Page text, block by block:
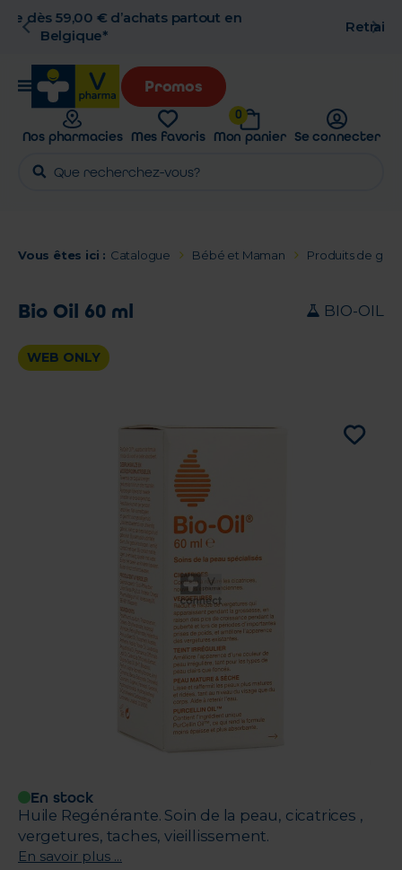
Retrait en pharmacie gratuit
Promos
Nos pharmacies Mes favoris
0
Mon panier Se connecter
Vous êtes ici : Catalogue Bébé et Maman Produits de
Bio Oil 60 ml BIO-OIL
WEB ONLY
En stock
Huile Regénérante. Soin de la peau, cicatrices ,
vergetures, taches, vieillissement.
En savoir plus ...